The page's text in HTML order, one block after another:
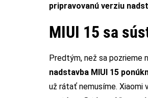
pripravovanú verziu
MIUI 15 sa
Predtým, než sa pozrieme
nadstavba MIUI 15
už rátať nemusíme. Xiaomi